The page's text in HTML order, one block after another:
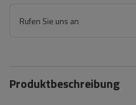
Rufen Sie uns an
Produktbeschreibung